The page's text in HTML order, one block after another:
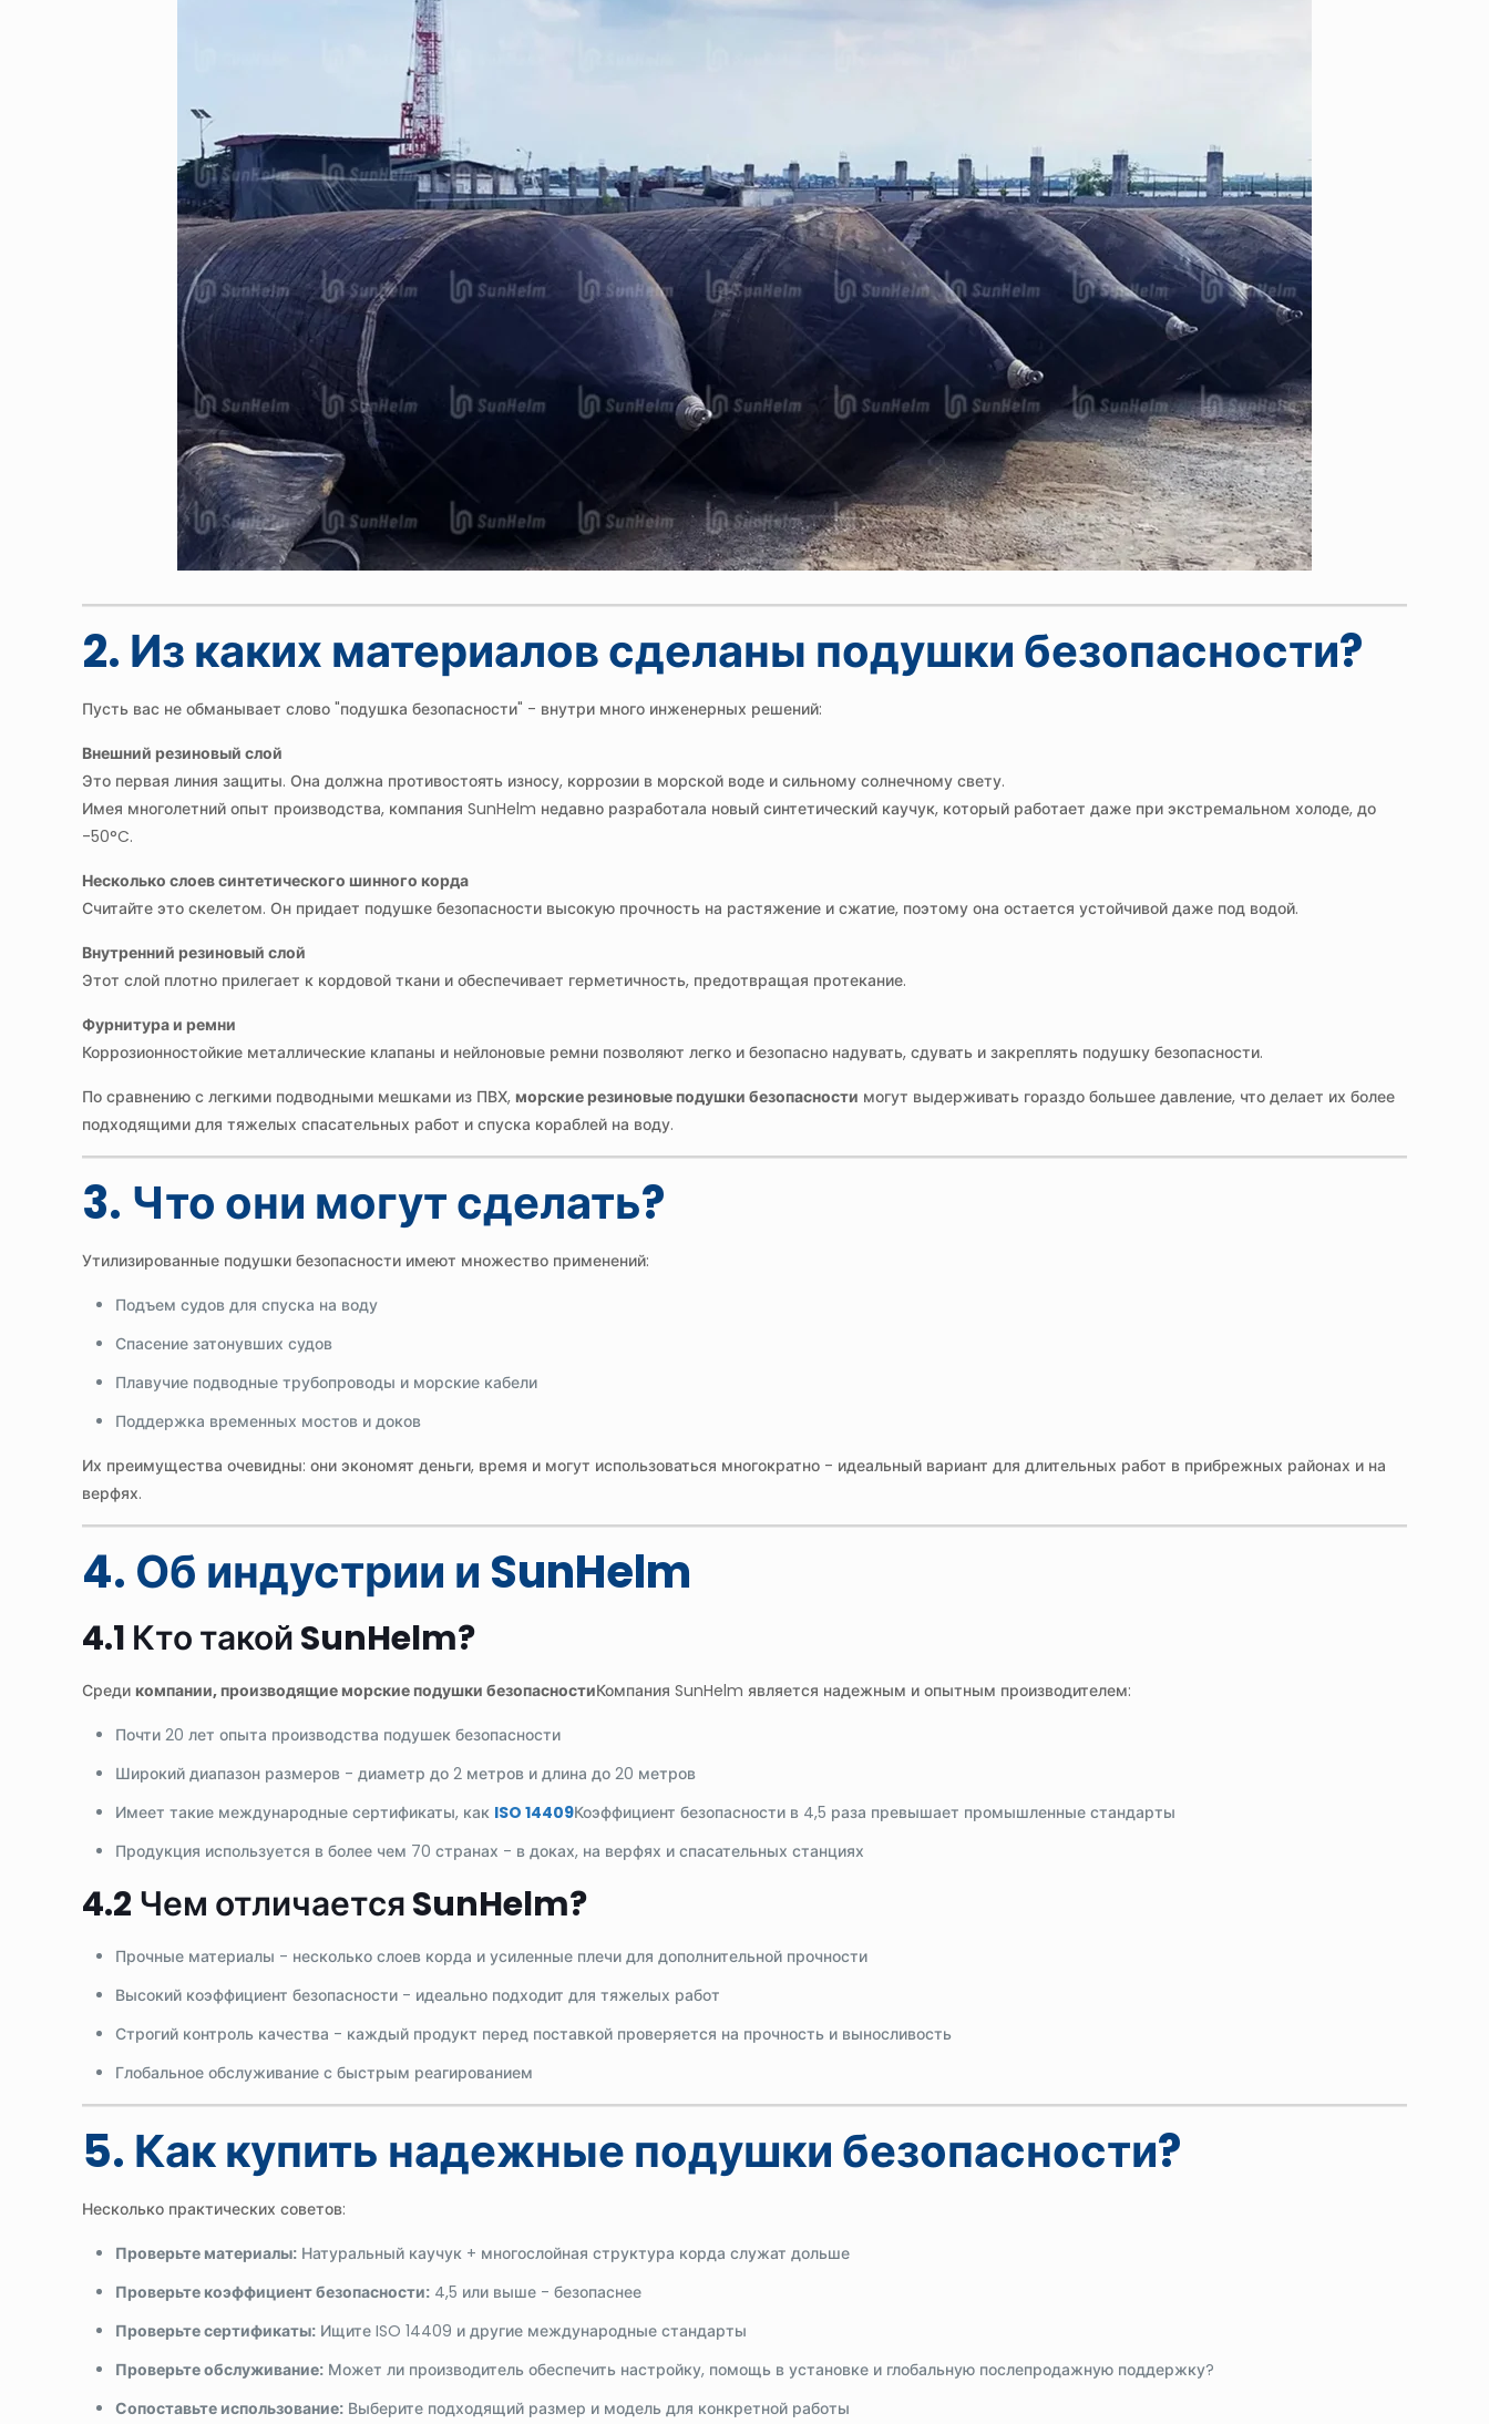
2. Из каких материалов сделаны подушки безопасности?
Пусть вас не обманывает слово "подушка безопасности" - внутри много инженерных решений:
Внешний резиновый слой
Это первая линия защиты. Она должна противостоять износу, коррозии в морской воде и сильному солнечному свету.
Имея многолетний опыт производства, компания SunHelm недавно разработала новый синтетический каучук, который работает даже при экстремальном холоде, до
-50°C.
Несколько слоев синтетического шинного корда
Считайте это скелетом. Он придает подушке безопасности высокую прочность на растяжение и сжатие, поэтому она остается устойчивой даже под водой.
Внутренний резиновый слой
Этот слой плотно прилегает к кордовой ткани и обеспечивает герметичность, предотвращая протекание.
Фурнитура и ремни
Коррозионностойкие металлические клапаны и нейлоновые ремни позволяют легко и безопасно надувать, сдувать и закреплять подушку безопасности.
По сравнению с легкими подводными мешками из ПВХ,морские резиновые подушки безопасности могут выдерживать гораздо большее давление, что делает их более
подходящими для тяжелых спасательных работ и спуска кораблей на воду.
3. Что они могут сделать?
Утилизированные подушки безопасности имеют множество применений:
Подъем судов для спуска на воду
Спасение затонувших судов
Плавучие подводные трубопроводы и морские кабели
Поддержка временных мостов и доков
Их преимущества очевидны: они экономят деньги, время и могут использоваться многократно - идеальный вариант для длительных работ в прибрежных районах и на
верфях.
4. Об индустрии и SunHelm
4.1 Кто такой SunHelm?
Средикомпании, производящие морские подушки безопасностиКомпания SunHelm является надежным и опытным производителем:
Почти 20 лет опыта производства подушек безопасности
Широкий диапазон размеров - диаметр до 2 метров и длина до 20 метров
Имеет такие международные сертификаты, как ISO 14409Коэффициент безопасности в 4,5 раза превышает промышленные стандарты
Продукция используется в более чем 70 странах - в доках, на верфях и спасательных станциях
4.2 Чем отличается SunHelm?
Прочные материалы - несколько слоев корда и усиленные плечи для дополнительной прочности
Высокий коэффициент безопасности - идеально подходит для тяжелых работ
Строгий контроль качества - каждый продукт перед поставкой проверяется на прочность и выносливость
Глобальное обслуживание с быстрым реагированием
5. Как купить надежные подушки безопасности?
Несколько практических советов:
Проверьте материалы: Натуральный каучук + многослойная структура корда служат дольше
Проверьте коэффициент безопасности: 4,5 или выше - безопаснее
Проверьте сертификаты: Ищите ISO 14409 и другие международные стандарты
Проверьте обслуживание: Может ли производитель обеспечить настройку, помощь в установке и глобальную послепродажную поддержку?
Сопоставьте использование: Выберите подходящий размер и модель для конкретной работы